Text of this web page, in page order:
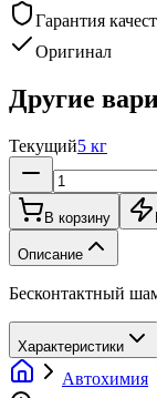
Гарантия
Оригинал
Другие
Текущий5 кг
В корзину
Описание
Бесконтактный
Характеристики
Автохимия